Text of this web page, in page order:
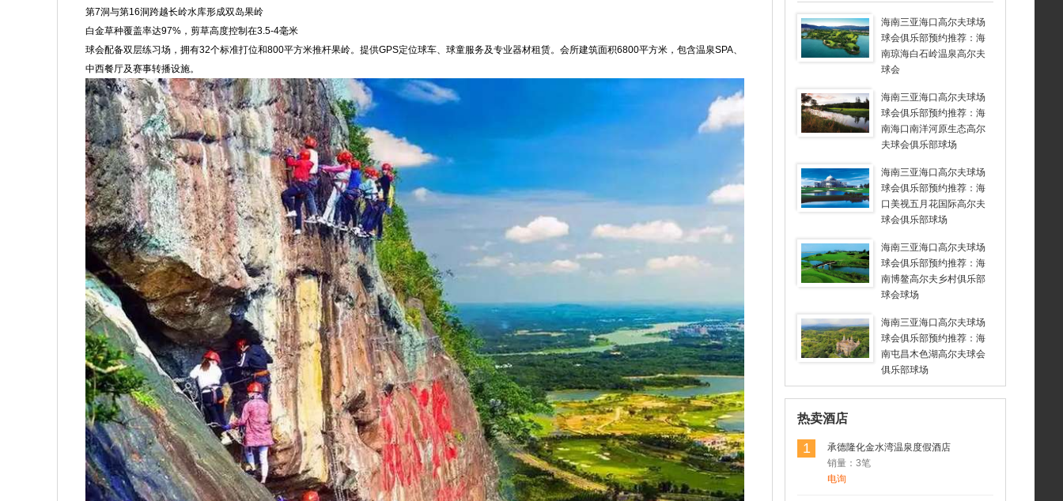
第7洞与第16洞跨越长岭水库形成双岛果岭
白金草种覆盖率达97%，剪草高度控制在3.5-4毫米
球会配备双层练习场，拥有32个标准打位和800平方米推杆果岭。提供GPS定位球车、球童服务及专业器材租赁。会所建筑面积6800平方米，包含温泉SPA、
中西餐厅及赛事转播设施。
海南三亚海口高尔夫球场
球会俱乐部预约推荐：海
南琼海白石岭温泉高尔夫
球会
海南三亚海口高尔夫球场
球会俱乐部预约推荐：海
南海口南洋河原生态高尔
夫球会俱乐部球场
海南三亚海口高尔夫球场
球会俱乐部预约推荐：海
口美视五月花国际高尔夫
球会俱乐部球场
海南三亚海口高尔夫球场
球会俱乐部预约推荐：海
南博鳌高尔夫乡村俱乐部
球会球场
海南三亚海口高尔夫球场
球会俱乐部预约推荐：海
南屯昌木色湖高尔夫球会
俱乐部球场
热卖酒店
1
承德隆化金水湾温泉度假酒店
销量：3笔
电询